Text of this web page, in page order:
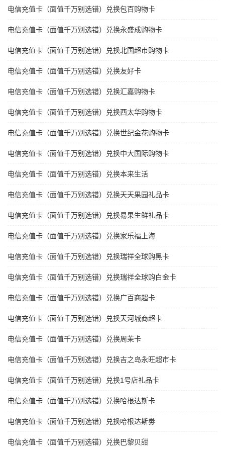
电信充值卡（面值千万别选错）兑换包百购物卡
电信充值卡（面值千万别选错）兑换永盛成购物卡
电信充值卡（面值千万别选错）兑换北国超市购物卡
电信充值卡（面值千万别选错）兑换友好卡
电信充值卡（面值千万别选错）兑换汇嘉购物卡
电信充值卡（面值千万别选错）兑换西太华购物卡
电信充值卡（面值千万别选错）兑换世纪金花购物卡
电信充值卡（面值千万别选错）兑换中大国际购物卡
电信充值卡（面值千万别选错）兑换本来生活
电信充值卡（面值千万别选错）兑换天天果园礼品卡
电信充值卡（面值千万别选错）兑换易果生鲜礼品卡
电信充值卡（面值千万别选错）兑换家乐福上海
电信充值卡（面值千万别选错）兑换瑞祥全球购黑卡
电信充值卡（面值千万别选错）兑换瑞祥全球购白金卡
电信充值卡（面值千万别选错）兑换广百商超卡
电信充值卡（面值千万别选错）兑换天河城商超卡
电信充值卡（面值千万别选错）兑换周茉卡
电信充值卡（面值千万别选错）兑换吉之岛永旺超市卡
电信充值卡（面值千万别选错）兑换1号店礼品卡
电信充值卡（面值千万别选错）兑换哈根达斯卡
电信充值卡（面值千万别选错）兑换哈根达斯劵
电信充值卡（面值千万别选错）兑换巴黎贝甜